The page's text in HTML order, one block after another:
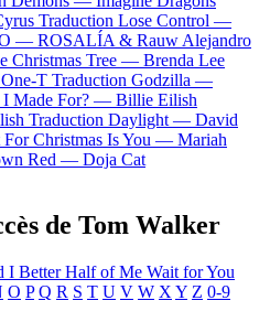
Traduction Lose Control —
— ROSALÍA & Rauw Alejandro
Christmas Tree — Brenda Lee
One-T Traduction Godzilla —
I Made For? — Billie Eilish
Traduction Daylight — David
Christmas Is You — Mariah
Red — Doja Cat
de Tom Walker
I Better Half of Me Wait for You
O P Q R S T U V W X Y Z 0-9